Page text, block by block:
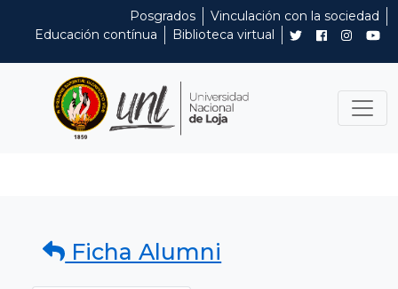
Posgrados
Vinculación con la sociedad
Educación contínua
Biblioteca virtual
Ficha Alumni